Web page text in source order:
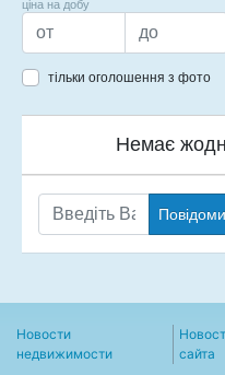
ціна на добу
тільки оголошення з фото
Немає
Новости
недвижимости
сайта